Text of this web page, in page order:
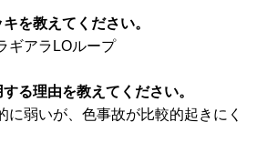
を教えてください。
アラLOループ
る理由を教えてください。
に弱いが、色事故が比較的起きにく